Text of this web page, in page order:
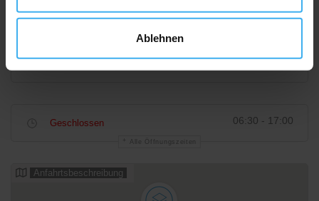
Ablehnen
Geschlossen 06:30 - 17:00
Alle Öffnungszeiten
Anfahrtsbeschreibung